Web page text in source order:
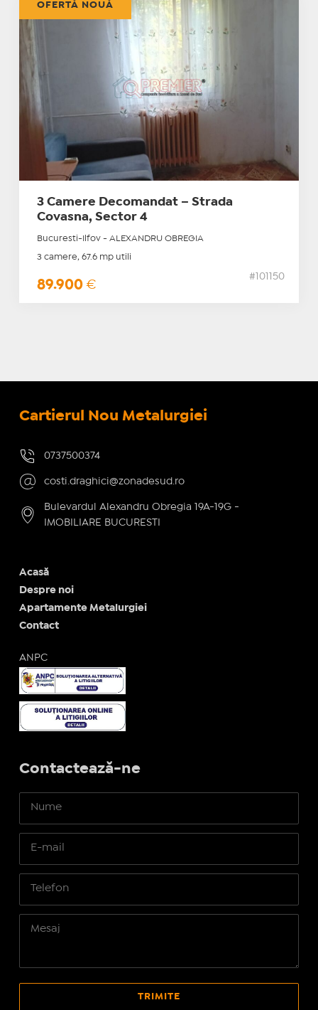
3 Camere Decomandat – Strada
Covasna, Sector 4
Bucuresti-Ilfov - ALEXANDRU OBREGIA
3 camere, 67.6 mp utili
89.900 €
#101150
OFERTĂ NOUĂ
Cartierul Nou Metalurgiei
0737500374
costi.draghici@zonadesud.ro
Bulevardul Alexandru Obregia 19A-19G -
IMOBILIARE BUCURESTI
Acasă
Despre noi
Apartamente Metalurgiei
Contact
ANPC
Contactează-ne